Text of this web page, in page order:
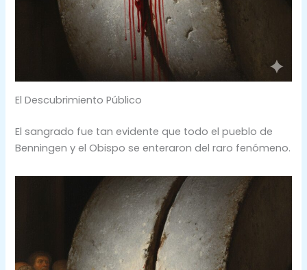
El Descubrimiento Público
El sangrado fue tan evidente que todo el pueblo de
Benningen y el Obispo se enteraron del raro fenómeno.